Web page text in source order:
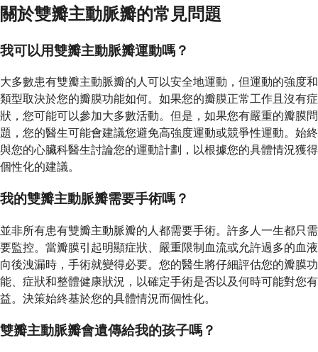
關於雙瓣主動脈瓣的常見問題
我可以用雙瓣主動脈瓣運動嗎？
大多數患有雙瓣主動脈瓣的人可以安全地運動，但運動的強度和
類型取決於您的瓣膜功能如何。如果您的瓣膜正常工作且沒有症
狀，您可能可以參加大多數活動。但是，如果您有嚴重的瓣膜問
題，您的醫生可能會建議您避免高強度運動或競爭性運動。始終
與您的心臟科醫生討論您的運動計劃，以根據您的具體情況獲得
個性化的建議。
我的雙瓣主動脈瓣需要手術嗎？
並非所有患有雙瓣主動脈瓣的人都需要手術。許多人一生都只需
要監控。當瓣膜引起明顯症狀、嚴重限制血流或允許過多的血液
向後洩漏時，手術就變得必要。您的醫生將仔細評估您的瓣膜功
能、症狀和整體健康狀況，以確定手術是否以及何時可能對您有
益。決策始終基於您的具體情況而個性化。
雙瓣主動脈瓣會遺傳給我的孩子嗎？